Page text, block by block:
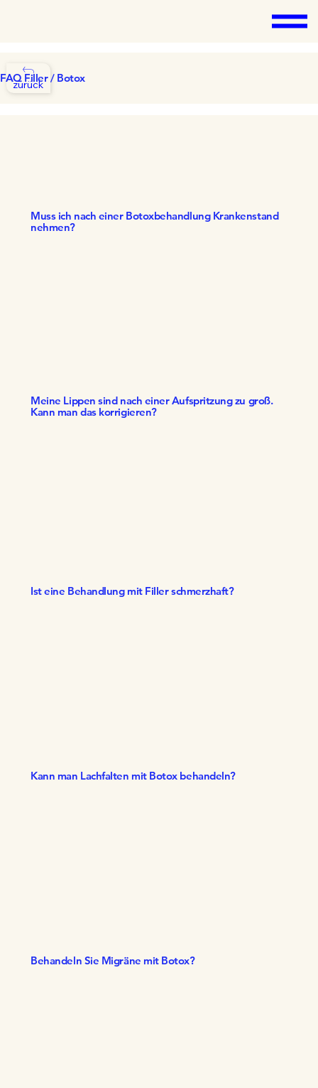
zurück
FAQ Filler / Botox
Muss ich nach einer Botoxbehandlung Krankenstand
nehmen?
Meine Lippen sind nach einer Aufspritzung zu groß.
Kann man das korrigieren?
Ist eine Behandlung mit Filler schmerzhaft?
Kann man Lachfalten mit Botox behandeln?
Behandeln Sie Migräne mit Botox?